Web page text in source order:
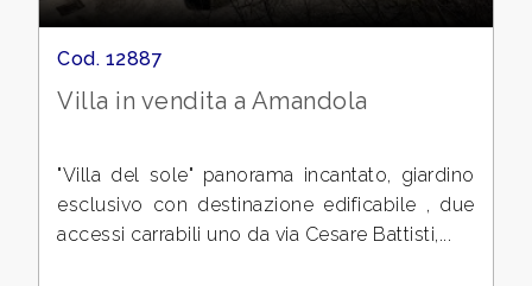
Cod. 12887
Villa in vendita a Amandola
"Villa del sole" panorama incantato, giardino
esclusivo con destinazione edificabile , due
accessi carrabili uno da via Cesare Battisti,...
5+
opzioni
multiscelta